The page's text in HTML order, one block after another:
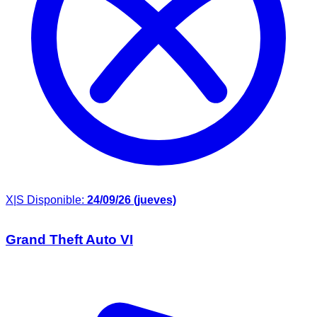
X|S Disponible: 24/09/26 (jueves)
Grand Theft Auto VI